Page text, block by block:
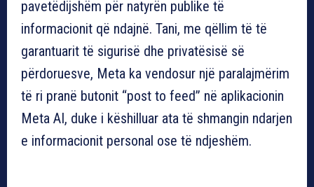
pavetëdijshëm për natyrën publike të
informacionit që ndajnë. Tani, me qëllim të të
garantuarit të sigurisë dhe privatësisë së
përdoruesve, Meta ka vendosur një paralajmërim
të ri pranë butonit “post to feed” në aplikacionin
Meta AI, duke i këshilluar ata të shmangin ndarjen
e informacionit personal ose të ndjeshëm.